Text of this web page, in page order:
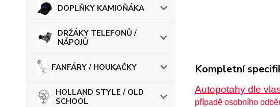
DOPLŇKY KAMIOŇÁKA
DRŽÁKY TELEFONŮ /
NÁPOJŮ
FANFÁRY / HOUKAČKY
HOLLAND STYLE / OLD
SCHOOL
Kompletní
Autopotahy dle
případě osobního